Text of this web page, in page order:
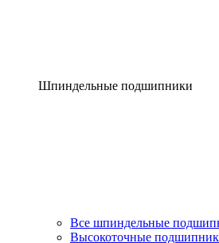
Шпиндельные подшипники
Все шпиндельные
Высокоточные